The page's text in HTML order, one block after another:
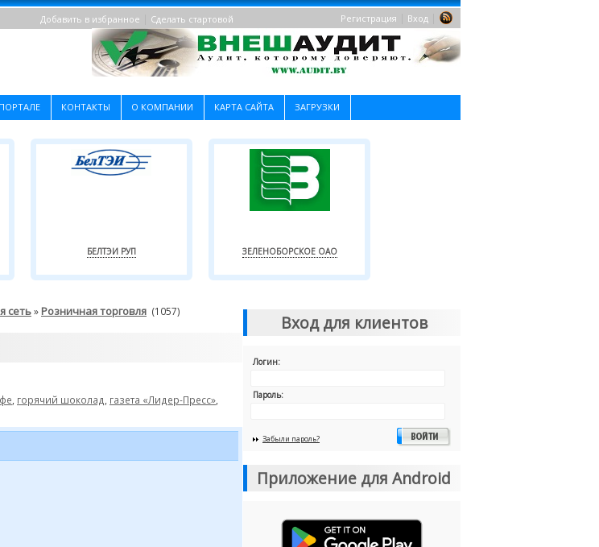
Регистрация Вход
Добавить в избранное Сделать стартовой
КОНТАКТЫ О КОМПАНИИ КАРТА САЙТА ЗАГРУЗКИ
БЕЛТЭИ РУП ЗЕЛЕНОБОРСКОЕ ОАО
сеть» Розничная торговля (1057)
горячий шоколад газета «Лидер-Пресс»
Вход для клиентов
Логин:
Пароль:
Забыли пароль?
Приложение для Android